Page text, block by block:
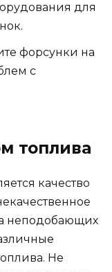
для
форсунки на
с
топлива
качество
неподобающих
Не